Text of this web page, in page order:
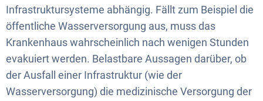
Infrastruktursysteme abhängig. Fällt zum Beispiel die
öffentliche Wasserversorgung aus, muss das
Krankenhaus wahrscheinlich nach wenigen Stunden
evakuiert werden. Belastbare Aussagen darüber, ob
der Ausfall einer Infrastruktur (wie der
Wasserversorgung) die medizinische Versorgung der